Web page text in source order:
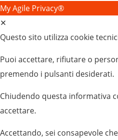
My Agile Privacy®
✕
Questo sito utilizza cookie
Puoi accettare, rifiutare o
premendo i pulsanti desiderati.
Chiudendo questa informativa
accettare.
Accettando, sei consapevole